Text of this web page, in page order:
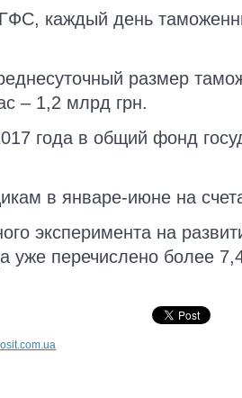
каждый день
размер
– 1,2 млрд грн.
года в общий фонд
в январе-июне на
эксперимента на
уже перечислено более